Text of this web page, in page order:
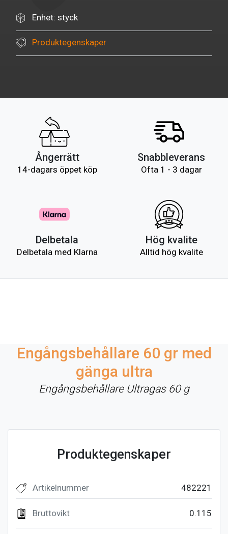
Enhet: styck
Produktegenskaper
Ångerrätt
14-dagars öppet köp
Snabbleverans
Ofta 1 - 3 dagar
Delbetala
Delbetala med Klarna
Hög kvalite
Alltid hög kvalite
Engångsbehållare 60 gr med
gänga ultra
Engångsbehållare Ultragas 60 g
Produktegenskaper
482221
Artikelnummer
0.115
Bruttovikt